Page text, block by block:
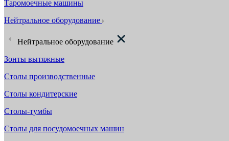
Таромоечные машины
Нейтральное оборудование
Нейтральное оборудование
Зонты вытяжные
Столы производственные
Столы кондитерские
Столы-тумбы
Столы для посудомоечных машин